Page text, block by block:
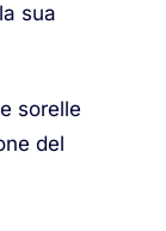
sua
sorelle
del